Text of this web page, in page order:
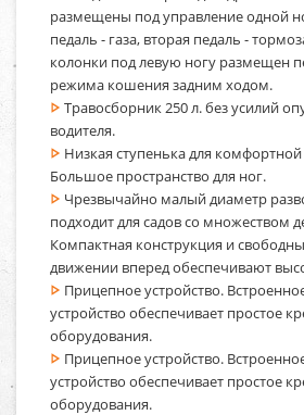
размещены под управление одной
педаль - газа, вторая педаль -
колонки под левую ногу размещен
режима кошения задним ходом.
Травосборник 250 л. без усилий
водителя.
Низкая ступенька для
Большое пространство для ног.
Чрезвычайно малый диаметр
подходит для садов со множеством
Компактная конструкция и
движении вперед обеспечивают
Прицепное устройство.
устройство обеспечивает простое
оборудования.
Прицепное устройство.
устройство обеспечивает простое
оборудования.